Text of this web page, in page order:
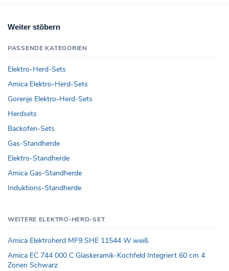
Weiter stöbern
PASSENDE KATEGORIEN
Elektro-Herd-Sets
Amica Elektro-Herd-Sets
Gorenje Elektro-Herd-Sets
Herdsets
Backofen-Sets
Gas-Standherde
Elektro-Standherde
Amica Gas-Standherde
Induktions-Standherde
WEITERE ELEKTRO-HERD-SET
Amica Elektroherd MF9 SHE 11544 W weiß
Amica EC 744 000 C Glaskeramik-Kochfeld Integriert 60 cm 4
Zonen Schwarz